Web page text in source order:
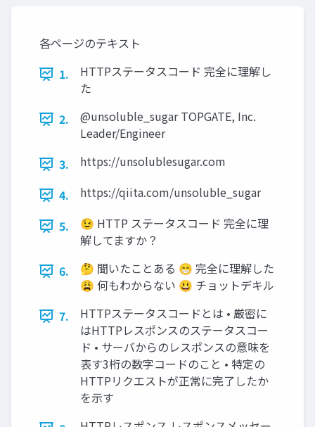
各ページのテキスト
1.
HTTPステータスコード 完全に理解し
た
2.
@unsoluble_sugar TOPGATE, Inc.
Leader/Engineer
3.
https://unsolublesugar.com
4.
https://qiita.com/unsoluble_sugar
5.
😉 HTTP ステータスコード 完全に理
解してますか？
6.
🤔 聞いたことある 😁 完全に理解した
😩 何もわからない 😃 チョットデキル
7.
HTTPステータスコードとは • 厳密に
はHTTPレスポンスのステータスコー
ド • サーバからのレスポンスの意味を
表す3桁の数字コードのこと • 特定の
HTTPリクエストが正常に完了したか
を示す